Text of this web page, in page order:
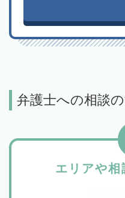
弁護士への相談
エリアや相